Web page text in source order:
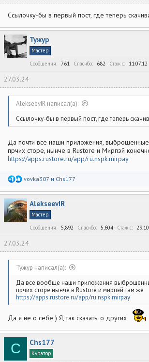
Ссылочку-бы в первый пост, где теперь
Тужур
Мастер
Сообщения
761 Спасибо 682 Стаж c 11.07.12
27.03.24
AlekseevIR написал(а):
Ссылочку-бы в первый пост, где теперь
Да почти все наши приложения, выброшенные
прчих сторе, нынче в Rustore и Мирпэй
https://apps.rustore.ru/app/ru.nspk.mirpay
Р
а
к
ц
и
и
vovka307 и Chs177
AlekseevIR
Мастер
Сообщения
5,892 Спасибо 5,604 Стаж c
27.03.24
Тужур написал(а):
Да все вообще наши приложения
прчих сторе нынче в Rustore и мирпэй там же
https://apps.rustore.ru/app/ru.nspk.mirpay
Да я не о себе ) Я, так сказать, о других
C Chs177
Куратор